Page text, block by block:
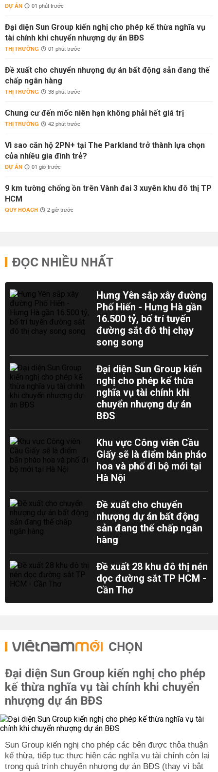
DỰ ÁN 01 phút trước
Đại diện Sun Group kiến nghị cho phép kế thừa nghĩa vụ
tài chính khi chuyển nhượng dự án BĐS
THỊ TRƯỜNG 01 phút trước
Đề xuất cho chuyển nhượng dự án bất động sản đang thế
chấp ngân hàng
THỊ TRƯỜNG 38 phút trước
Chung cư đến mốc niên hạn không phải hết giá trị
THỊ TRƯỜNG 42 phút trước
Vì sao căn hộ 2PN+ tại The Parkland trở thành lựa chọn
của nhiều gia đình trẻ?
DỰ ÁN 01 giờ trước
9 km tường chống ồn trên Vành đai 3 xuyên khu đô thị TP
HCM
QUY HOẠCH 2 giờ trước
ĐỌC NHIỀU NHẤT
Hưng Yên sắp xây đường
Phố Hiến - Hưng Hà gần
16.500 tỷ, bố trí tuyến
đường sắt đô thị chạy
song song
Đại diện Sun Group kiến
nghị cho phép kế thừa
nghĩa vụ tài chính khi
chuyển nhượng dự án
BĐS
Khu vực Công viên Cầu
Giấy sẽ là điểm bắn pháo
hoa và phố đi bộ mới tại
Hà Nội
Đề xuất cho chuyển
nhượng dự án bất động
sản đang thế chấp ngân
hàng
Đề xuất 28 khu đô thị nén
dọc đường sắt TP HCM -
Cần Thơ
CHỌN
Đại diện Sun Group kiến nghị cho phép
kế thừa nghĩa vụ tài chính khi chuyển
nhượng dự án BĐS
Sun Group kiến nghị cho phép các bên được thỏa thuận
kế thừa, tiếp tục thực hiện các nghĩa vụ tài chính còn lại
trong quá trình chuyển nhượng dự án BĐS (thay vì bắt